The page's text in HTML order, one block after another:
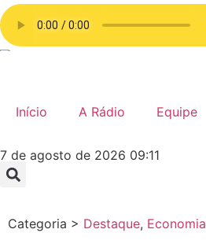
Início A Rádio Equipe
7 de agosto de 2026 09:11
Categoria > Destaque, Economia